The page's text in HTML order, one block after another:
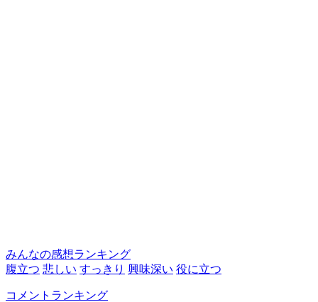
みんなの感想ランキング
腹立つ 悲しい すっきり 興味深い 役に立つ
コメントランキング